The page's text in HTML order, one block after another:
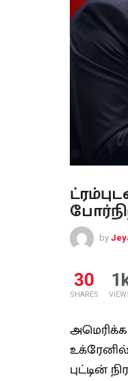
by
30
SHARES
புட்டின்